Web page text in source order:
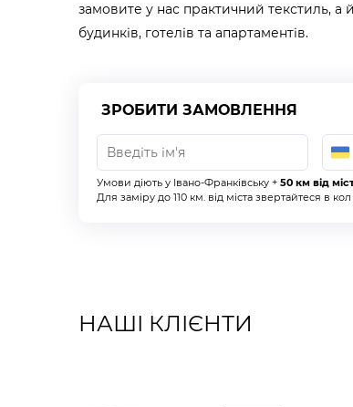
замовите у нас практичний текстиль, а
будинків, готелів та апартаментів.
ЗРОБИТИ ЗАМОВЛЕННЯ
Умови діють у Івано-Франківську + 50 км від
Для заміру до 110 км. від міста звертайтеся в
НАШІ КЛІЄНТИ